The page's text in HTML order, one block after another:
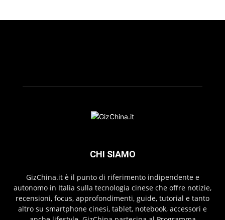
CHI SIAMO
GizChina.it è il punto di riferimento indipendente e
autonomo in Italia sulla tecnologia cinese che offre notizie,
recensioni, focus, approfondimenti, guide, tutorial e tanto
altro su smartphone cinesi, tablet, notebook, accessori e